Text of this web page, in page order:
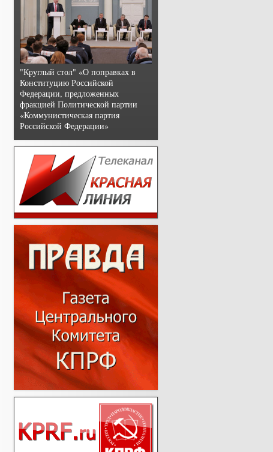
"Круглый стол" «О поправках в
Конституцию Российской
Федерации, предложенных
фракцией Политической партии
«Коммунистическая партия
Российской Федерации»